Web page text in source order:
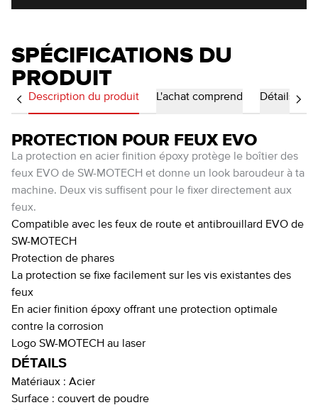
SPÉCIFICATIONS DU
PRODUIT
Description du produit L'achat comprend Détails
PROTECTION POUR FEUX EVO
La protection en acier finition époxy protège le boîtier des
feux EVO de SW-MOTECH et donne un look baroudeur à ta
machine. Deux vis suffisent pour le fixer directement aux
feux.
Compatible avec les feux de route et antibrouillard EVO de
SW-MOTECH
Protection de phares
La protection se fixe facilement sur les vis existantes des
feux
En acier finition époxy offrant une protection optimale
contre la corrosion
Logo SW-MOTECH au laser
DÉTAILS
Matériaux : Acier
Surface : couvert de poudre